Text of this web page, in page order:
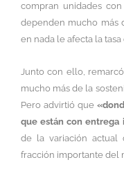
compran unidades
dependen mucho más
en nada le afecta la tasa
Junto con ello,
mucho más de la
Pero advirtió que
que están con entrega
de la variación
fracción importante del